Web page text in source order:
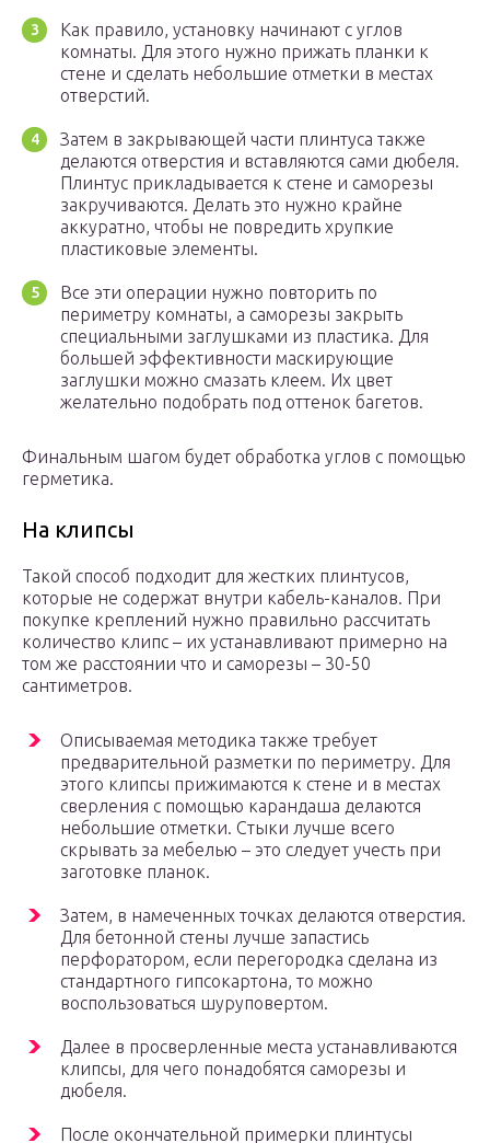
Как правило, установку начинают с углов
комнаты. Для этого нужно прижать планки к
стене и сделать небольшие отметки в местах
отверстий.
Затем в закрывающей части плинтуса также
делаются отверстия и вставляются сами дюбеля.
Плинтус прикладывается к стене и саморезы
закручиваются. Делать это нужно крайне
аккуратно, чтобы не повредить хрупкие
пластиковые элементы.
Все эти операции нужно повторить по
периметру комнаты, а саморезы закрыть
специальными заглушками из пластика. Для
большей эффективности маскирующие
заглушки можно смазать клеем. Их цвет
желательно подобрать под оттенок багетов.
Финальным шагом будет обработка углов с помощью
герметика.
На клипсы
Такой способ подходит для жестких плинтусов,
которые не содержат внутри кабель-каналов. При
покупке креплений нужно правильно рассчитать
количество клипс – их устанавливают примерно на
том же расстоянии что и саморезы – 30-50
сантиметров.
Описываемая методика также требует
предварительной разметки по периметру. Для
этого клипсы прижимаются к стене и в местах
сверления с помощью карандаша делаются
небольшие отметки. Стыки лучше всего
скрывать за мебелью – это следует учесть при
заготовке планок.
Затем, в намеченных точках делаются отверстия.
Для бетонной стены лучше запастись
перфоратором, если перегородка сделана из
стандартного гипсокартона, то можно
воспользоваться шуруповертом.
Далее в просверленные места устанавливаются
клипсы, для чего понадобятся саморезы и
дюбеля.
После окончательной примерки плинтусы